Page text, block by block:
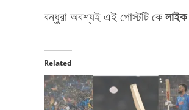
বন্ধুরা অবশ্যই এই পোস্টটি কেলাইক
Related